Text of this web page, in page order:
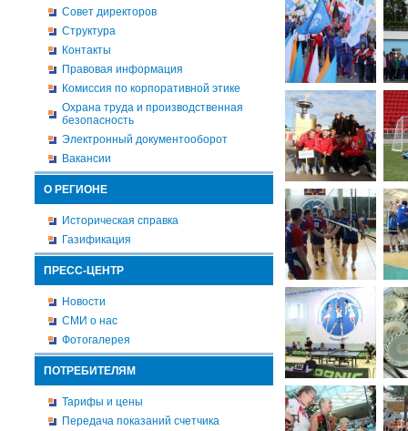
Совет директоров
Структура
Контакты
Правовая информация
Комиссия по корпоративной этике
Охрана труда и производственная
безопасность
Электронный документооборот
Вакансии
О РЕГИОНЕ
Историческая справка
Газификация
ПРЕСС-ЦЕНТР
Новости
СМИ о нас
Фотогалерея
ПОТРЕБИТЕЛЯМ
Тарифы и цены
Передача показаний счетчика